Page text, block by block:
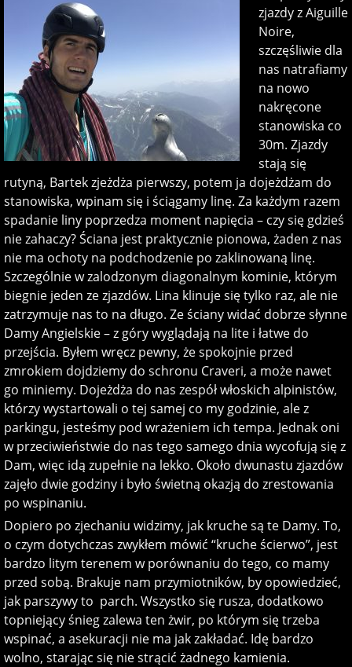
zjazdy z Aiguille
Noire,
szczęśliwie dla
nas natrafiamy
na nowo
nakręcone
stanowiska co
30m. Zjazdy
stają się
rutyną, Bartek zjeżdża pierwszy, potem ja dojeżdżam do
stanowiska, wpinam się i ściągamy linę. Za każdym razem
spadanie liny poprzedza moment napięcia – czy się gdzieś
nie zahaczy? Ściana jest praktycznie pionowa, żaden z nas
nie ma ochoty na podchodzenie po zaklinowaną linę.
Szczególnie w zalodzonym diagonalnym kominie, którym
biegnie jeden ze zjazdów. Lina klinuje się tylko raz, ale nie
zatrzymuje nas to na długo. Ze ściany widać dobrze słynne
Damy Angielskie – z góry wyglądają na lite i łatwe do
przejścia. Byłem wręcz pewny, że spokojnie przed
zmrokiem dojdziemy do schronu Craveri, a może nawet
go miniemy. Dojeżdża do nas zespół włoskich alpinistów,
którzy wystartowali o tej samej co my godzinie, ale z
parkingu, jesteśmy pod wrażeniem ich tempa. Jednak oni
w przeciwieństwie do nas tego samego dnia wycofują się z
Dam, więc idą zupełnie na lekko. Około dwunastu zjazdów
zajęło dwie godziny i było świetną okazją do zrestowania
po wspinaniu.
Dopiero po zjechaniu widzimy, jak kruche są te Damy. To,
o czym dotychczas zwykłem mówić “kruche ścierwo”, jest
bardzo litym terenem w porównaniu do tego, co mamy
przed sobą. Brakuje nam przymiotników, by opowiedzieć,
jak parszywy to parch. Wszystko się rusza, dodatkowo
topniejący śnieg zalewa ten żwir, po którym się trzeba
wspinać, a asekuracji nie ma jak zakładać. Idę bardzo
wolno, starając się nie strącić żadnego kamienia.